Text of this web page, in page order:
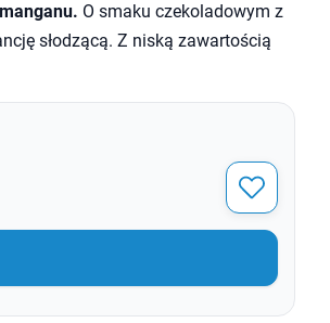
O smaku czekoladowym z
słodzącą. Z niską zawartością